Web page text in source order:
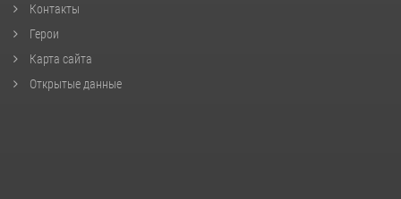
Контакты
Герои
Карта сайта
Открытые данные